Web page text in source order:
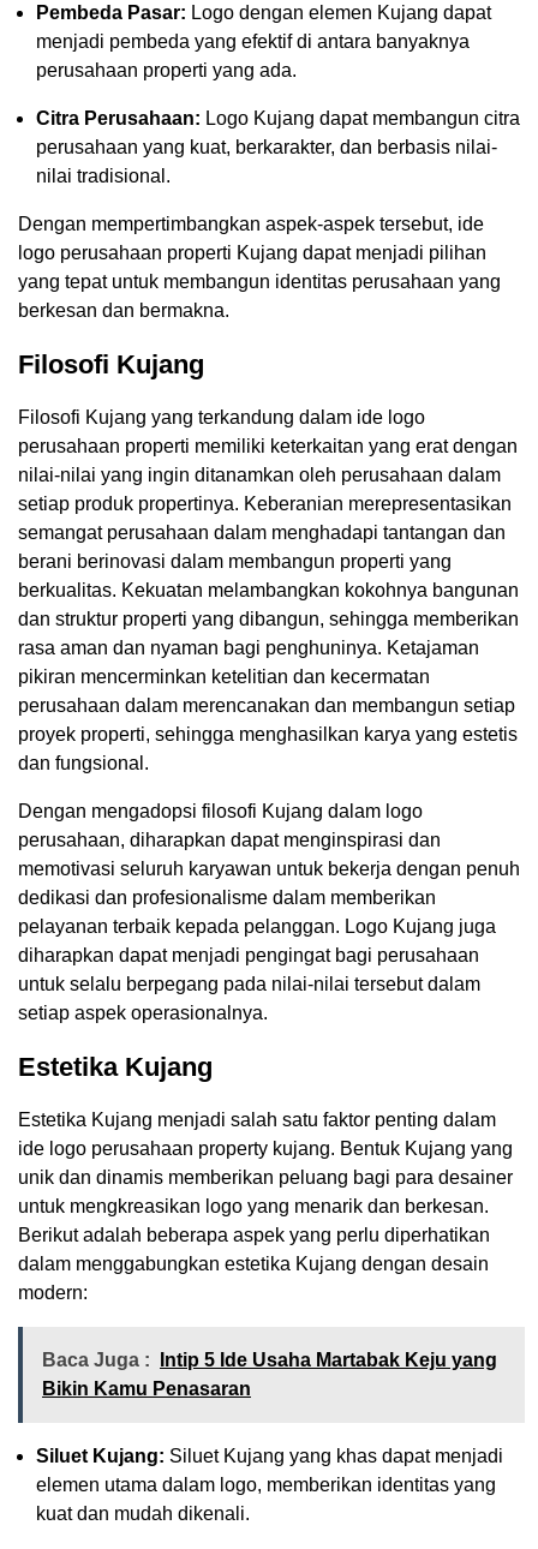
Pembeda Pasar: Logo dengan elemen Kujang dapat
menjadi pembeda yang efektif di antara banyaknya
perusahaan properti yang ada.
Citra Perusahaan: Logo Kujang dapat membangun citra
perusahaan yang kuat, berkarakter, dan berbasis nilai-
nilai tradisional.
Dengan mempertimbangkan aspek-aspek tersebut, ide
logo perusahaan properti Kujang dapat menjadi pilihan
yang tepat untuk membangun identitas perusahaan yang
berkesan dan bermakna.
Filosofi Kujang
Filosofi Kujang yang terkandung dalam ide logo
perusahaan properti memiliki keterkaitan yang erat dengan
nilai-nilai yang ingin ditanamkan oleh perusahaan dalam
setiap produk propertinya. Keberanian merepresentasikan
semangat perusahaan dalam menghadapi tantangan dan
berani berinovasi dalam membangun properti yang
berkualitas. Kekuatan melambangkan kokohnya bangunan
dan struktur properti yang dibangun, sehingga memberikan
rasa aman dan nyaman bagi penghuninya. Ketajaman
pikiran mencerminkan ketelitian dan kecermatan
perusahaan dalam merencanakan dan membangun setiap
proyek properti, sehingga menghasilkan karya yang estetis
dan fungsional.
Dengan mengadopsi filosofi Kujang dalam logo
perusahaan, diharapkan dapat menginspirasi dan
memotivasi seluruh karyawan untuk bekerja dengan penuh
dedikasi dan profesionalisme dalam memberikan
pelayanan terbaik kepada pelanggan. Logo Kujang juga
diharapkan dapat menjadi pengingat bagi perusahaan
untuk selalu berpegang pada nilai-nilai tersebut dalam
setiap aspek operasionalnya.
Estetika Kujang
Estetika Kujang menjadi salah satu faktor penting dalam
ide logo perusahaan property kujang. Bentuk Kujang yang
unik dan dinamis memberikan peluang bagi para desainer
untuk mengkreasikan logo yang menarik dan berkesan.
Berikut adalah beberapa aspek yang perlu diperhatikan
dalam menggabungkan estetika Kujang dengan desain
modern:
Baca Juga :
Intip 5 Ide Usaha Martabak Keju yang
Bikin Kamu Penasaran
Siluet Kujang: Siluet Kujang yang khas dapat menjadi
elemen utama dalam logo, memberikan identitas yang
kuat dan mudah dikenali.